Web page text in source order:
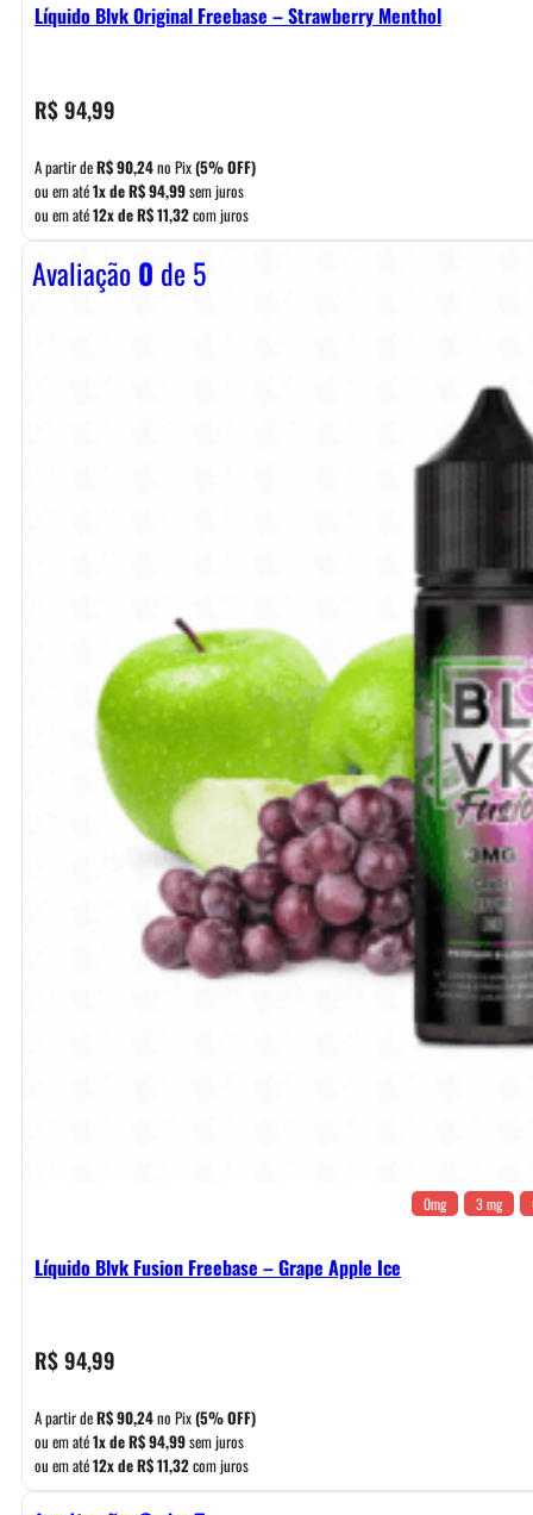
Líquido Blvk Original Freebase – Strawberry Menthol
R$94,99
A partir deR$90,24no Pix(5% OFF)
ou em até1x deR$94,99sem juros
ou em até12x deR$11,32com juros
Avaliação0 de 5
0mg 3 mg
Líquido Blvk Fusion Freebase – Grape Apple Ice
R$94,99
A partir deR$90,24no Pix(5% OFF)
ou em até1x deR$94,99sem juros
ou em até12x deR$11,32com juros